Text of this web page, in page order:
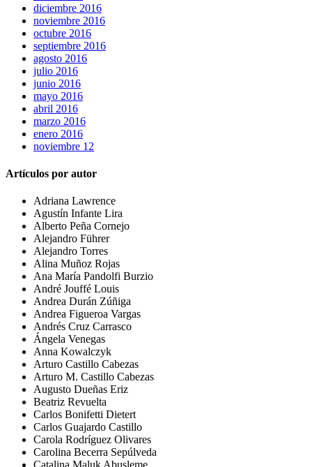
diciembre 2016
noviembre 2016
octubre 2016
septiembre 2016
agosto 2016
julio 2016
junio 2016
mayo 2016
abril 2016
marzo 2016
enero 2016
noviembre 12
Artículos por autor
Adriana Lawrence
Agustín Infante Lira
Alberto Peña Cornejo
Alejandro Führer
Alejandro Torres
Alina Muñoz Rojas
Ana María Pandolfi Burzio
André Jouffé Louis
Andrea Durán Zúñiga
Andrea Figueroa Vargas
Andrés Cruz Carrasco
Ángela Venegas
Anna Kowalczyk
Arturo Castillo Cabezas
Arturo M. Castillo Cabezas
Augusto Dueñas Eriz
Beatriz Revuelta
Carlos Bonifetti Dietert
Carlos Guajardo Castillo
Carola Rodríguez Olivares
Carolina Becerra Sepúlveda